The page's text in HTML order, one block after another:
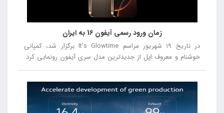
زمان ورود رسمی آیفون 16 به ایران
در تاریخ ۱۹ شهریور مراسم It’s Glowtime برگزار شد، کمپانی
خوشنام و معروف اپل از جدیدترین مدل سری آیفون رونمایی کرد.
در این مراسم از آیفون ۱۶، آیفون ۱۶ پلاس، آیفون ۱۶ پرو و آیفون ۱۶